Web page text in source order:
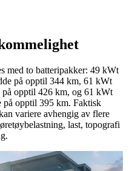
med to batteripakker: 49 kWt
på opptil 344 km, 61 kWt
opptil 426 km, og 61 kWt
opptil 395 km. Faktisk
variere avhengig av flere
last, topografi